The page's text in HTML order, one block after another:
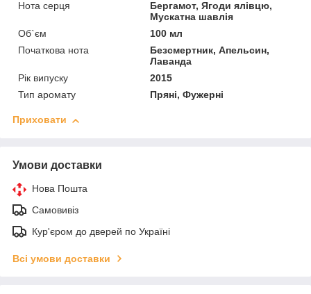
Нота серця
Бергамот, Ягоди ялівцю,
Мускатна шавлія
Об`єм
100 мл
Початкова нота
Безсмертник, Апельсин,
Лаванда
Рік випуску
2015
Тип аромату
Пряні, Фужерні
Приховати
Умови доставки
Нова Пошта
Самовивіз
Кур'єром до дверей по Україні
Всі умови доставки